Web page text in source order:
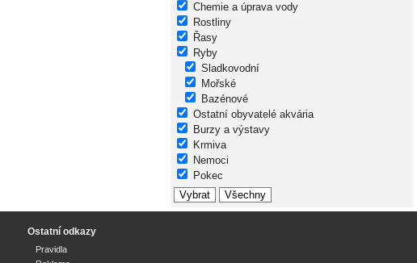
Chemie a úprava vody
Rostliny
Řasy
Ryby
Sladkovodní
Mořské
Bazénové
Ostatní obyvatelé akvária
Burzy a výstavy
Krmiva
Nemoci
Pokec
Ostatní odkazy
Pravidla